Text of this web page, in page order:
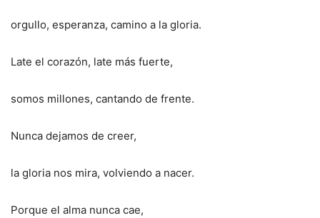
orgullo, esperanza, camino a la gloria.
Late el corazón, late más fuerte,
somos millones, cantando de frente.
Nunca dejamos de creer,
la gloria nos mira, volviendo a nacer.
Porque el alma nunca cae,